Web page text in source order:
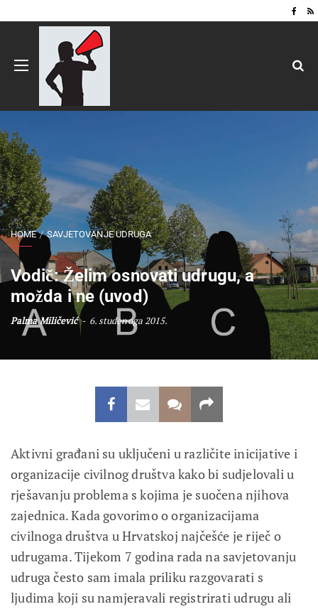
HOME SAVJETOVANJE UDRUGA
Vodič: Želim osnovati udrugu, a
možda i ne (uvod)
Palma Miličević 6. studenoga 2015.
Aktivni građani su uključeni u različite inicijative i
organizacije civilnog društva kako bi sudjelovali u
rješavanju problema s kojima je suočena njihova
zajednica. Kada govorimo o organizacijama
civilnoga društva u Hrvatskoj najčešće je riječ o
udrugama. Tijekom 7 godina rada na savjetovanju
udruga često sam imala priliku razgovarati s
ljudima koji su namjeravali registrirati udrugu ali